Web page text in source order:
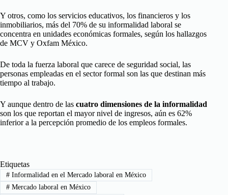
Y otros, como los servicios educativos, los financieros y los
inmobiliarios, más del 70% de su informalidad laboral se
concentra en unidades económicas formales, según los hallazgos
de MCV y Oxfam México.
De toda la fuerza laboral que carece de seguridad social, las
personas empleadas en el sector formal son las que destinan más
tiempo al trabajo.
Y aunque dentro de las cuatro dimensiones de la informalidad
son los que reportan el mayor nivel de ingresos, aún es 62%
inferior a la percepción promedio de los empleos formales.
Etiquetas
#Informalidad en el Mercado laboral en México
#Mercado laboral en México